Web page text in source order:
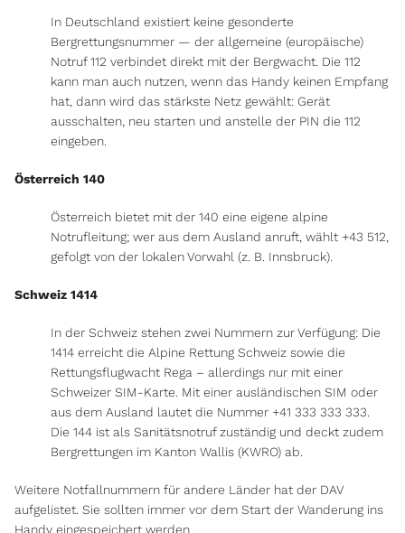
In Deutschland existiert keine gesonderte
Bergrettungsnummer — der allgemeine (europäische)
Notruf 112 verbindet direkt mit der Bergwacht. Die 112
kann man auch nutzen, wenn das Handy keinen Empfang
hat, dann wird das stärkste Netz gewählt: Gerät
ausschalten, neu starten und anstelle der PIN die 112
eingeben.
Österreich 140
Österreich bietet mit der 140 eine eigene alpine
Notrufleitung; wer aus dem Ausland anruft, wählt +43 512,
gefolgt von der lokalen Vorwahl (z. B. Innsbruck).
Schweiz 1414
In der Schweiz stehen zwei Nummern zur Verfügung: Die
1414 erreicht die Alpine Rettung Schweiz sowie die
Rettungsflugwacht Rega – allerdings nur mit einer
Schweizer SIM-Karte. Mit einer ausländischen SIM oder
aus dem Ausland lautet die Nummer +41 333 333 333.
Die 144 ist als Sanitätsnotruf zuständig und deckt zudem
Bergrettungen im Kanton Wallis (KWRO) ab.
Weitere Notfallnummern für andere Länder hat der DAV
aufgelistet. Sie sollten immer vor dem Start der Wanderung ins
Handy eingespeichert werden.